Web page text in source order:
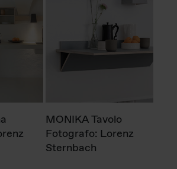
MONIKA Tavolo
Fotografo: Lorenz
Sternbach